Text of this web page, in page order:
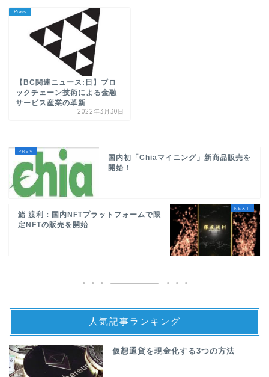
Press
【BC関連ニュース:日】ブロ
ックチェーン技術による金融
サービス産業の革新
2022年3月30日
国内初「Chiaマイニング」新商品販売を
開始！
鮨 渡利：国内NFTプラットフォームで限
定NFTの販売を開始
人気記事ランキング
仮想通貨を現金化する3つの方法